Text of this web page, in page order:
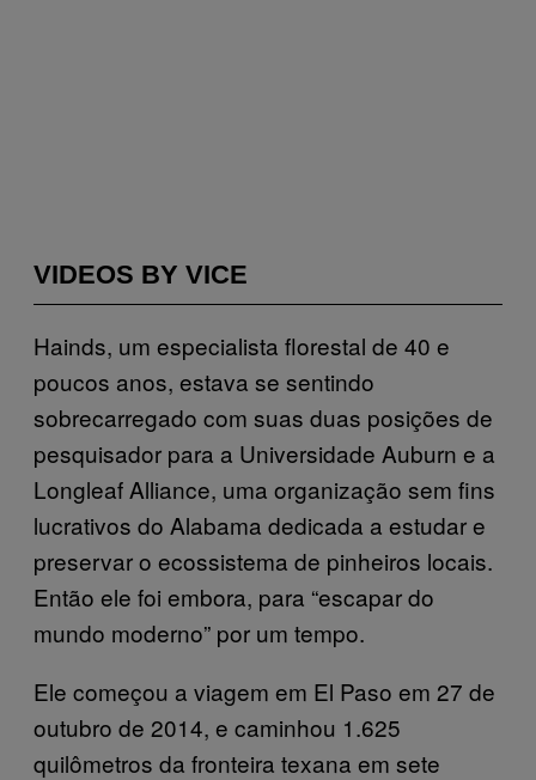
VIDEOS BY VICE
Hainds, um especialista florestal de 40 e
poucos anos, estava se sentindo
sobrecarregado com suas duas posições de
pesquisador para a Universidade Auburn e a
Longleaf Alliance, uma organização sem fins
lucrativos do Alabama dedicada a estudar e
preservar o ecossistema de pinheiros locais.
Então ele foi embora, para “escapar do
mundo moderno” por um tempo.
Ele começou a viagem em El Paso em 27 de
outubro de 2014, e caminhou 1.625
quilômetros da fronteira texana em sete